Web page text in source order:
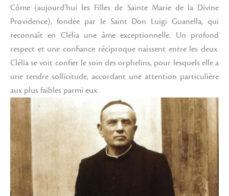
Côme (aujourd’hui les Filles de Sainte Marie de la Divine
Providence), fondée par le Saint Don Luigi Guanella, qui
reconnaît en Clélia une âme exceptionnelle. Un profond
respect et une confiance réciproque naissent entre les deux.
Clélia se voit confier le soin des orphelins, pour lesquels elle a
une tendre sollicitude, accordant une attention particulière
aux plus faibles parmi eux.